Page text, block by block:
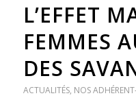
L’EFFET
FEMMES
DES
ACTUALITÉS, NOS